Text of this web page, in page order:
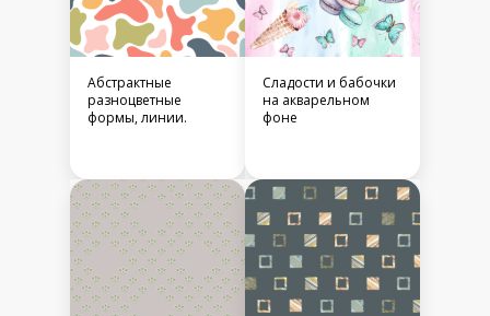
Абстрактные
разноцветные
формы, линии.
Сладости и бабочки
на акварельном
фоне